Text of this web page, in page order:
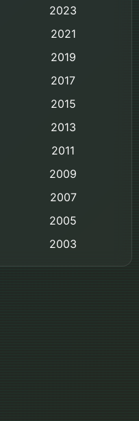
ชีวิตจริง
Comedy
าชญากรรม
าชญากรรม
2023
2021
2019
2017
2015
2013
2011
2009
2007
2005
2003
2000